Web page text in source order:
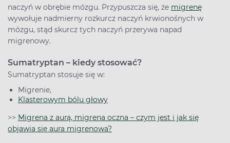
naczyń w obrębie mózgu. Przypuszcza się, że migrenę
wywołuje nadmierny rozkurcz naczyń krwionośnych w
mózgu, stąd skurcz tych naczyń przerywa napad
migrenowy.
Sumatryptan – kiedy stosować?
Sumatryptan stosuje się w:
Migrenie,
Klasterowym bólu głowy
>> Migrena z aurą, migrena oczna – czym jest i jak się
objawia się aura migrenowa?